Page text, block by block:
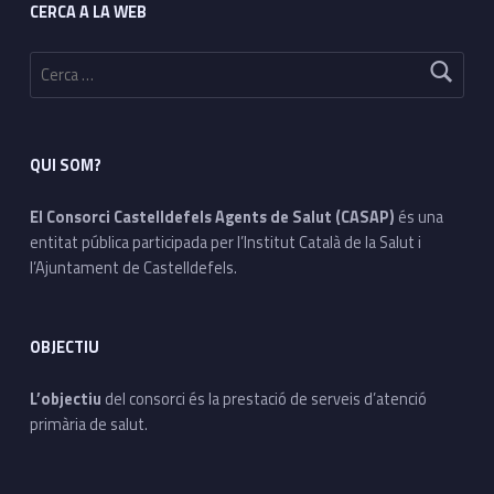
CERCA A LA WEB
Cerca:
QUI SOM?
El Consorci Castelldefels Agents de Salut (CASAP) és una
entitat pública participada per l’Institut Català de la Salut i
l’Ajuntament de Castelldefels.
OBJECTIU
L’objectiu del consorci és la prestació de serveis d’atenció
primària de salut.